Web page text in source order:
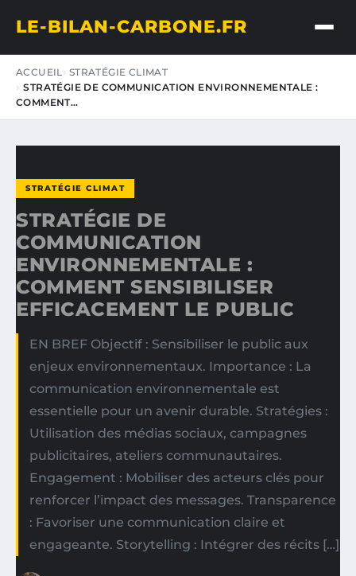
LE-BILAN-CARBONE.FR
ACCUEIL STRATÉGIE CLIMAT
STRATÉGIE DE COMMUNICATION ENVIRONNEMENTALE :
COMMENT…
STRATÉGIE CLIMAT
STRATÉGIE DE
COMMUNICATION
ENVIRONNEMENTALE :
COMMENT SENSIBILISER
EFFICACEMENT LE PUBLIC
EN BREF Objectif : Sensibiliser le public aux
enjeux environnementaux. Importance : La
communication environnementale est
essentielle pour un avenir durable. Stratégies :
Utilisation des médias sociaux, campagnes
publicitaires, ateliers communautaires.
Engagement : Mobiliser des acteurs clés pour
renforcer l’impact des messages. Transparence
: Favoriser une communication claire et
engageante. Storytelling : Intégrer des récits […]